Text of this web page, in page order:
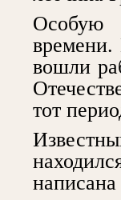
Особую
времени.
вошли
тот